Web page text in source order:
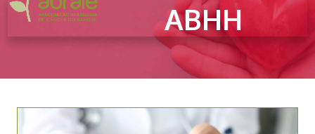
ABHH